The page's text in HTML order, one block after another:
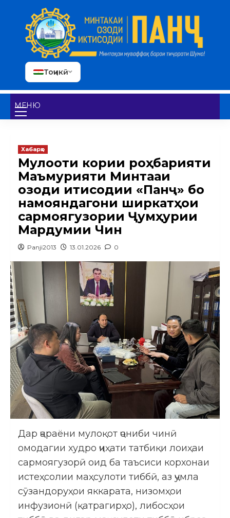
Тоҷикӣ
МЕНЮ
Хабарҳо
Мулоқоти кории роҳбарияти
Маъмурияти Минтақаи
озоди иқтисодии «Панҷ» бо
намояндагони ширкатҳои
сармоягузории Ҷумҳурии
Мардумии Чин
Panji2013 13.01.2026 0
Дар ҷараёни мулоқот ҷониби чинӣ
омодагии худро ҷиҳати татбиқи лоиҳаи
сармоягузорӣ оид ба таъсиси корхонаи
истеҳсолии маҳсулоти тиббӣ, аз ҷумла
сӯзандоруҳои яккарата, низомҳои
инфузионӣ (қатрагирҳо), либосҳои